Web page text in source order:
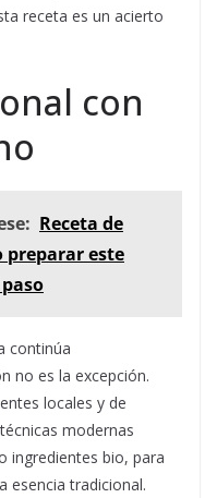
receta es un acierto
con
Receta de
preparar este
continúa
no es la excepción.
locales y de
modernas
ingredientes bio, para
esencia tradicional.